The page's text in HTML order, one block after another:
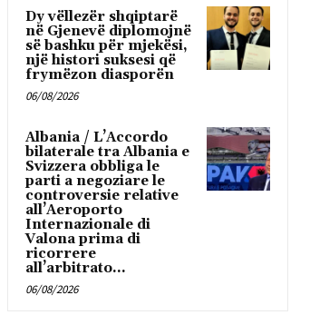
Dy vëllezër shqiptarë
në Gjenevë diplomojnë
së bashku për mjekësi,
një histori suksesi që
frymëzon diasporën
06/08/2026
Albania / L’Accordo
bilaterale tra Albania e
Svizzera obbliga le
parti a negoziare le
controversie relative
all’Aeroporto
Internazionale di
Valona prima di
ricorrere
all’arbitrato...
06/08/2026